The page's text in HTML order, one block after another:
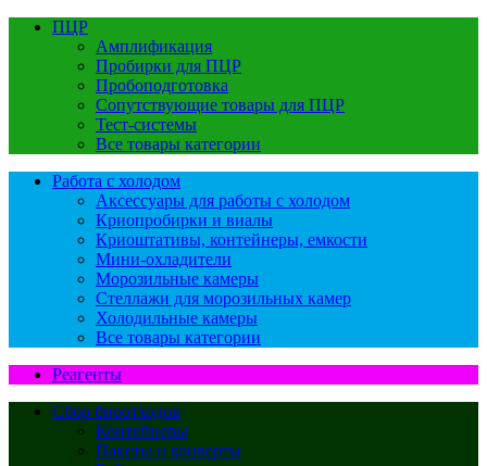
ПЦР
Амплификация
Пробирки для ПЦР
Пробоподготовка
Сопутствующие товары для ПЦР
Тест-системы
Все товары категории
Работа с холодом
Аксессуары для работы с холодом
Криопробирки и виалы
Криоштативы, контейнеры, емкости
Мини-охладители
Морозильные камеры
Стеллажи для морозильных камер
Холодильные камеры
Все товары категории
Реагенты
Сбор биоотходов
Контейнеры
Пакеты и конверты